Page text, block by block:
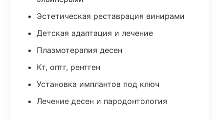
Эстетическая реставрация винирами
Детская адаптация и лечение
Плазмотерапия десен
Кт, оптг, рентген
Установка имплантов под ключ
Лечение десен и пародонтология